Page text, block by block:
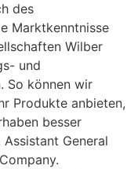
des
Marktkenntnisse
Wilber
und
So können wir
Produkte anbieten,
besser
General